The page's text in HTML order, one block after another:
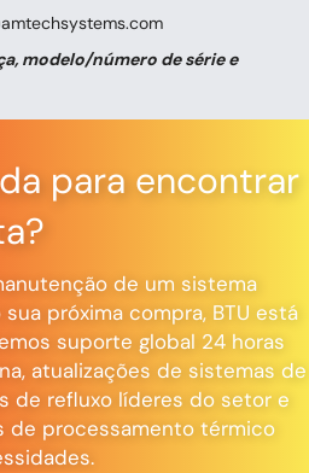
modelo/número de série e
para encontrar
de um sistema
próxima compra, BTU está
suporte global 24 horas
atualizações de sistemas de
de refluxo líderes do setor e
de processamento térmico